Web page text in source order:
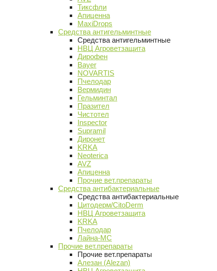
Тиксфли
Апиценна
MaxiDrops
Средства антигельминтные
Средства антигельминтные
НВЦ Агроветзащита
Дирофен
Bayer
NOVARTIS
Пчелодар
Вермидин
Гельминтал
Празител
Чистотел
Inspector
Supramil
Диронет
KRKA
Neoterica
AVZ
Апиценна
Прочие вет.препараты
Средства антибактериальные
Средства антибактериальные
Цитодерм/CitoDerm
НВЦ Агроветзащита
KRKA
Пчелодар
Лайна-МС
Прочие вет.препараты
Прочие вет.препараты
Алезан (Alezan)